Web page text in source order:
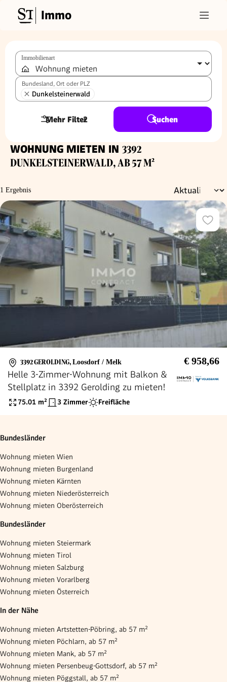
Immo
Immobilienart
Bundesland, Ort oder PLZ
Dunkelsteinerwald
Mehr Filter
2 Suchen
WOHNUNG MIETEN IN 3392
DUNKELSTEINERWALD, AB 57 M²
1 Ergebnis
3392 GEROLDING, Loosdorf / Melk € 958,66
Helle 3-Zimmer-Wohnung mit Balkon &
Stellplatz in 3392 Gerolding zu mieten!
75.01 m² 3 Zimmer Freifläche
Bundesländer
Wohnung mieten Wien
Wohnung mieten Burgenland
Wohnung mieten Kärnten
Wohnung mieten Niederösterreich
Wohnung mieten Oberösterreich
Bundesländer
Wohnung mieten Steiermark
Wohnung mieten Tirol
Wohnung mieten Salzburg
Wohnung mieten Vorarlberg
Wohnung mieten Österreich
In der Nähe
Wohnung mieten Artstetten-Pöbring, ab 57 m²
Wohnung mieten Pöchlarn, ab 57 m²
Wohnung mieten Mank, ab 57 m²
Wohnung mieten Persenbeug-Gottsdorf, ab 57 m²
Wohnung mieten Pöggstall, ab 57 m²